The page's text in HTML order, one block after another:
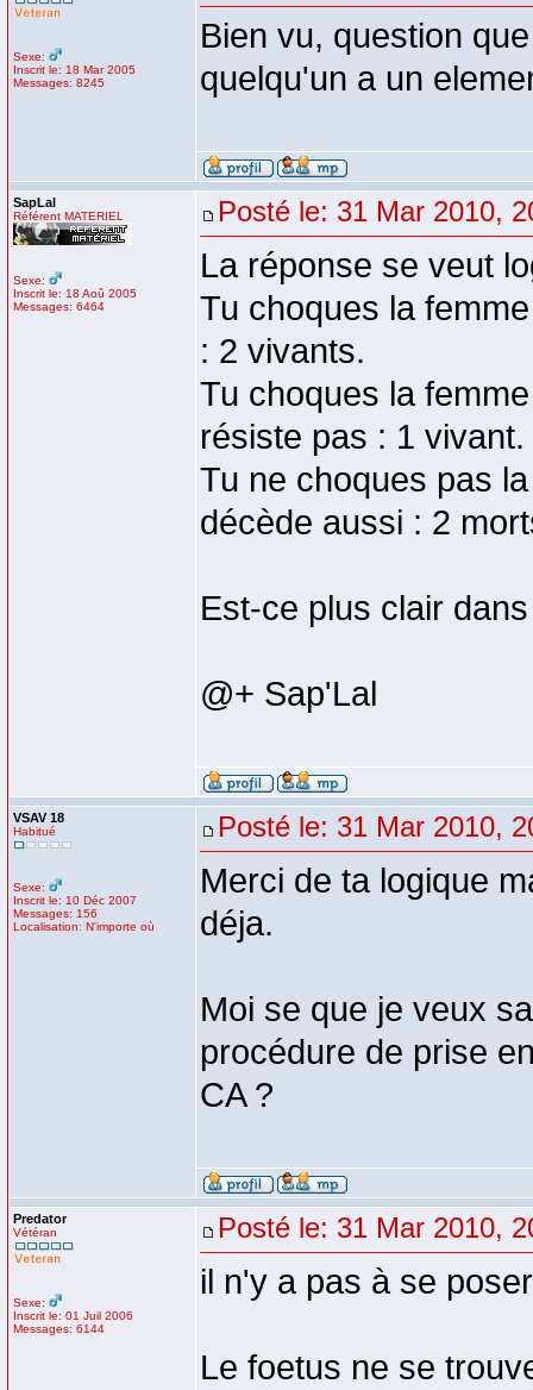
Sexe:
Inscrit le: 18 Mar 2005
Messages: 8245
Bien vu, question
quelqu'un a un
SapLal
Référent MATERIEL
Sexe:
Inscrit le: 18 Aoû 2005
Messages: 6464
Posté le: 31 Mar 2010,
La réponse se veut
Tu choques la
: 2 vivants.
Tu choques la
résiste pas : 1 vivant.
Tu ne choques pas
décède aussi : 2
Est-ce plus clair
@+ Sap'Lal
VSAV 18
Habitué
Sexe:
Inscrit le: 10 Déc 2007
Messages: 156
Localisation: N'importe où
Posté le: 31 Mar 2010,
Merci de ta logique
déja.
Moi se que je veux
procédure de prise
CA ?
Predator
Vétéran
Sexe:
Inscrit le: 01 Juil 2006
Messages: 6144
Posté le: 31 Mar 2010,
il n'y a pas à se
Le foetus ne se